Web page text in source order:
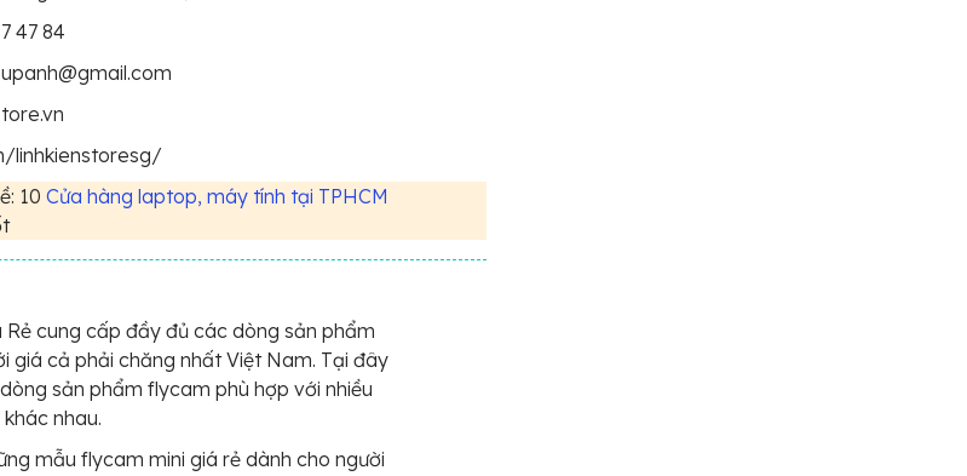
47 84
linhkienstoresg/
10Cửa hàng laptop, máy tính tại TPHCM
Rẻ cung cấp đầy đủ các dòng sản phẩm
giá cả phải chăng nhất Việt Nam. Tại đây
sản phẩm flycam phù hợp với nhiều
nhau.
mẫu flycam mini giá rẻ dành cho người